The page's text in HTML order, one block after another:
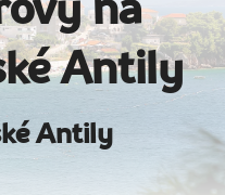
na
Antily
Antily